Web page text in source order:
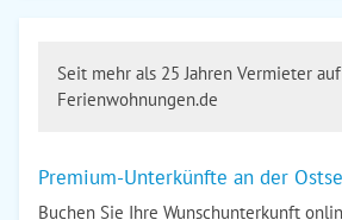
Seit mehr als 25 Jahren Vermieter
Ferienwohnungen.de
Premium-Unterkünfte an der
Buchen Sie Ihre Wunschunterkunft